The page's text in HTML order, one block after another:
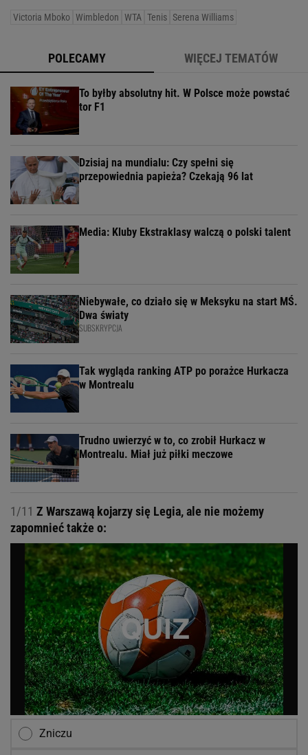
Victoria Mboko Wimbledon WTA Tenis Serena Williams
POLECAMY WIĘCEJ TEMATÓW
To byłby absolutny hit. W Polsce może powstać
tor F1
Dzisiaj na mundialu: Czy spełni się
przepowiednia papieża? Czekają 96 lat
Media: Kluby Ekstraklasy walczą o polski talent
Niebywałe, co działo się w Meksyku na start MŚ.
Dwa światy
SUBSKRYPCJA
Tak wygląda ranking ATP po porażce Hurkacza
w Montrealu
Trudno uwierzyć w to, co zrobił Hurkacz w
Montrealu. Miał już piłki meczowe
1/11 Z Warszawą kojarzy się Legia, ale nie możemy
zapomnieć także o:
Zniczu